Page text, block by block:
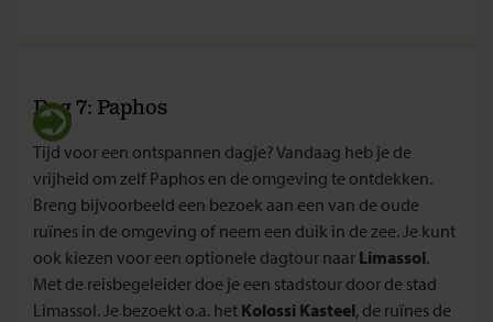
Dag 7: Paphos
Tijd voor een ontspannen dagje? Vandaag heb je de
vrijheid om zelf Paphos en de omgeving te ontdekken.
Breng bijvoorbeeld een bezoek aan een van de oude
ruïnes in de omgeving of neem een duik in de zee. Je kunt
ook kiezen voor een optionele dagtour naar Limassol.
Met de reisbegeleider doe je een stadstour door de stad
Limassol. Je bezoekt o.a. het Kolossi Kasteel, de ruïnes de